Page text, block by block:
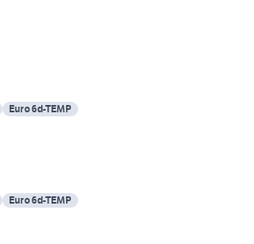
Euro 6d-TEMP
Euro 6d-TEMP